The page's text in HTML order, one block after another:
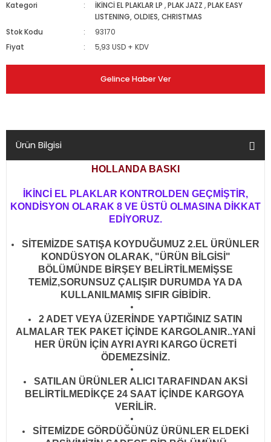
Kategori İKİNCİ EL PLAKLAR LP ,PLAK JAZZ ,PLAK EASY
LISTENING, OLDIES, CHRISTMAS
Stok Kodu
93170
Fiyat
5,93 USD + KDV
Gelince Haber Ver
Ürün Bilgisi
HOLLANDA BASKI
İKİNCİ EL PLAKLAR KONTROLDEN GEÇMİŞTİR,
KONDİSYON OLARAK 8 VE ÜSTÜ OLMASINA DİKKAT
EDİYORUZ.
SİTEMİZDE SATIŞA KOYDUĞUMUZ 2.EL ÜRÜNLER
KONDÜSYON OLARAK, "ÜRÜN BİLGİSİ"
BÖLÜMÜNDE BİRŞEY BELİRTİLMEMİŞSE
TEMİZ,SORUNSUZ ÇALIŞIR DURUMDA YA DA
KULLANILMAMIŞ SIFIR GİBİDİR.
2 ADET VEYA ÜZERİNDE YAPTIĞINIZ SATIN
ALMALAR TEK PAKET İÇİNDE KARGOLANIR..YANİ
HER ÜRÜN İÇİN AYRI AYRI KARGO ÜCRETİ
ÖDEMEZSİNİZ.
SATILAN ÜRÜNLER ALICI TARAFINDAN AKSİ
BELİRTİLMEDİKÇE 24 SAAT İÇİNDE KARGOYA
VERİLİR.
SİTEMİZDE GÖRDÜĞÜNÜZ ÜRÜNLER ELDEKİ